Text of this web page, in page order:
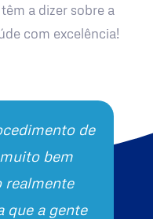
a dizer sobre a
com excelência!
de
bem
realmente
que a gente